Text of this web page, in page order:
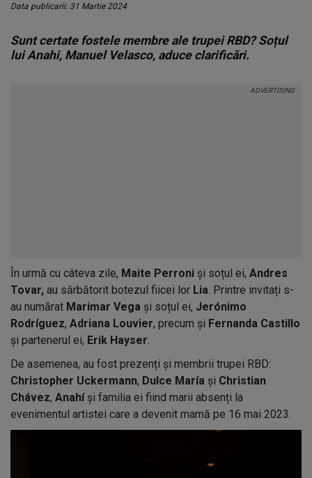
Data publicarii: 31 Martie 2024
Sunt certate fostele membre ale trupei RBD? Soțul
lui Anahi, Manuel Velasco, aduce clarificări.
În urmă cu câteva zile, Maite Perroni și soțul ei, Andres
Tovar, au sărbătorit botezul fiicei lor Lia. Printre invitați s-
au numărat Marimar Vega și soțul ei, Jerónimo
Rodríguez, Adriana Louvier, precum și Fernanda Castillo
și partenerul ei, Erik Hayser.
De asemenea, au fost prezenți și membrii trupei RBD:
Christopher Uckermann, Dulce María și Christian
Chávez, Anahíși familia ei fiind marii absenți la
evenimentul artistei care a devenit mamă pe 16 mai 2023.